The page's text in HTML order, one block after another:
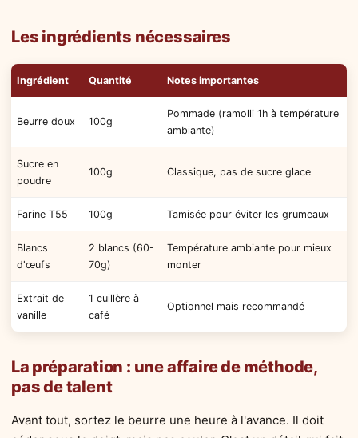
Les ingrédients nécessaires
Ingrédient Quantité Notes importantes
Beurre doux 100g
Pommade (ramolli 1h à température
ambiante)
Sucre en
poudre
100g Classique, pas de sucre glace
Farine T55 100g Tamisée pour éviter les grumeaux
Blancs
d'œufs
2 blancs (60-
70g)
Température ambiante pour mieux
monter
Extrait de
vanille
1 cuillère à
café
Optionnel mais recommandé
La préparation : une affaire de méthode,
pas de talent
Avant tout, sortez le beurre une heure à l'avance. Il doit